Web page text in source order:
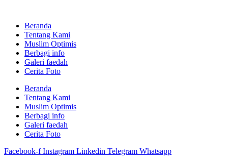
contentBeranda
Tentang Kami
Muslim Optimis
Berbagi info
Galeri faedah
Cerita Foto
Beranda
Tentang Kami
Muslim Optimis
Berbagi info
Galeri faedah
Cerita Foto
Facebook-f Instagram Linkedin Telegram Whatsapp